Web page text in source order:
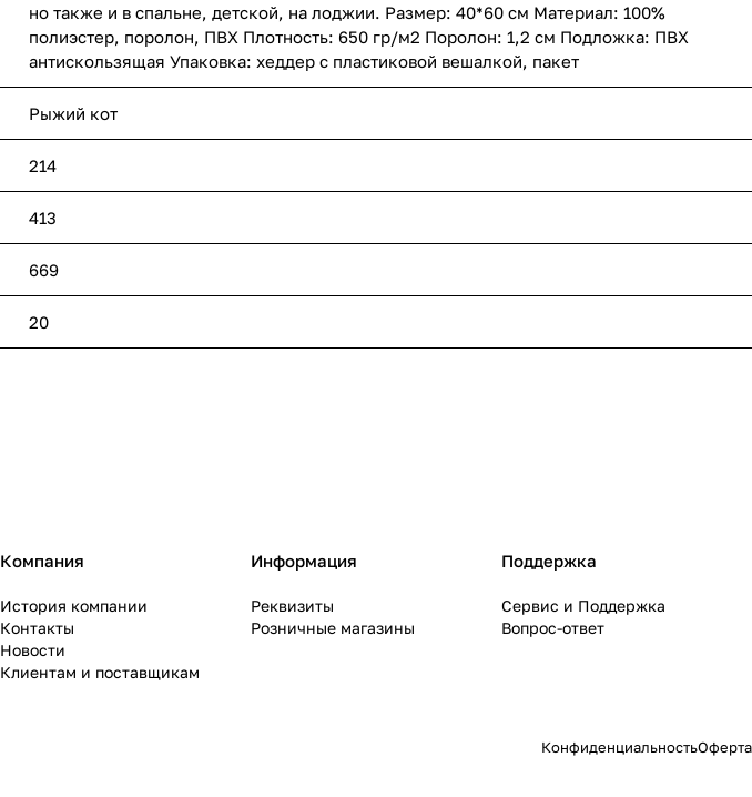
но также и в спальне, детской, на лоджии. Размер: 40*60 см Материал: 100%
полиэстер, поролон, ПВХ Плотность: 650 гр/м2 Поролон: 1,2 см Подложка: ПВХ
антискользящая Упаковка: хеддер c пластиковой вешалкой, пакет
Рыжий кот
214
413
669
20
Компания
История компании
Контакты
Новости
Клиентам и поставщикам
Информация
Реквизиты
Розничные магазины
Поддержка
Сервис и Поддержка
Вопрос-ответ
КонфиденциальностьОферта